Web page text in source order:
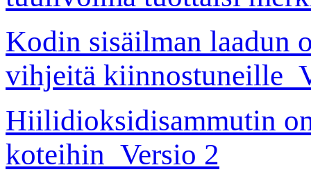
Kodin sisäilman laadun
vihjeitä
Hiilidioksidisammutin
koteihin_Versio 2